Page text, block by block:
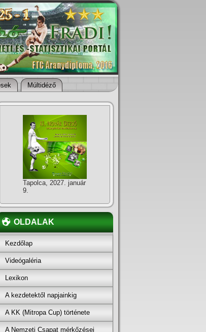
Múltidéző
Tapolca, 2027. január
9.
OLDALAK
Kezdőlap
Videógaléria
Lexikon
A kezdetektől napjainkig
A KK (Mitropa Cup) története
A Nemzeti Csapat mérkőzései